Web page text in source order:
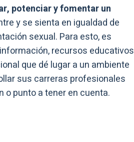
potenciar y fomentar un
y se sienta en igualdad de
sexual. Para esto, es
recursos educativos
que dé lugar a un ambiente
sus carreras profesionales
o punto a tener en cuenta.